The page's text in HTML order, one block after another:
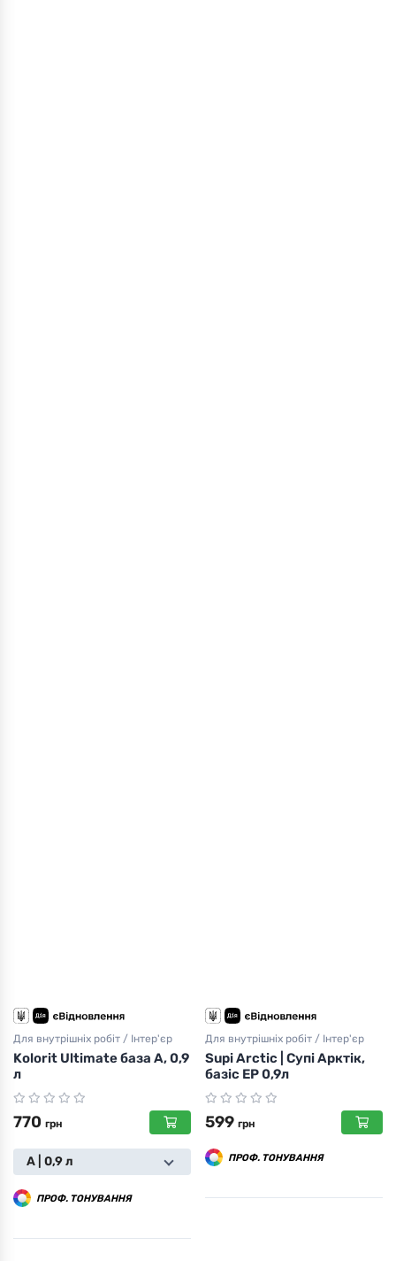
Для внутрішніх робіт / Інтер'єр
Kolorit Ultimate база А, 0,9
л
770 грн
А | 0,9 л
ПРОФ. ТОНУВАННЯ
Для внутрішніх робіт / Інтер'єр
Supi Arctic | Супі Арктік,
базіс ЕР 0,9л
599 грн
ПРОФ. ТОНУВАННЯ